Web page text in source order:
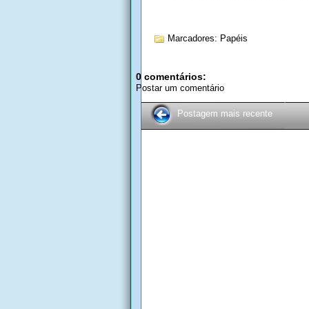
Marcadores: Papéis
0 comentários:
Postar um comentário
Postagem mais recente